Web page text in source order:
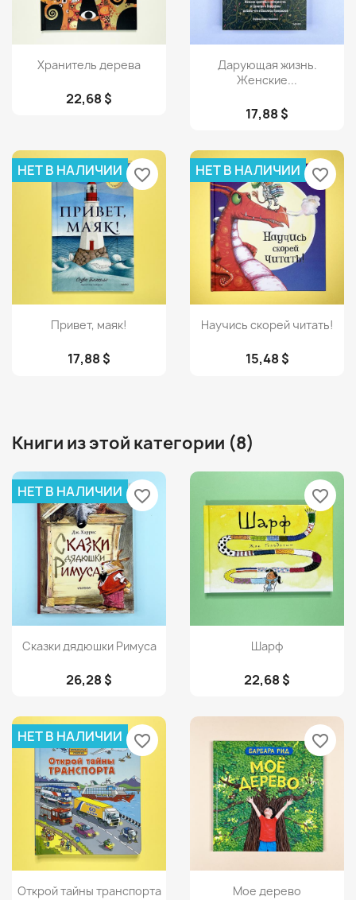
Просмотр
Хранитель дерева
22,68 $
Просмотр
Дарующая жизнь.
Женские...
17,88 $
Просмотр
Привет, маяк!
17,88 $
НЕТ В НАЛИЧИИ favorite_border
Просмотр
Научись скорей читать!
15,48 $
НЕТ В НАЛИЧИИ favorite_border
Книги из этой категории (8)
Просмотр
Сказки дядюшки Римуса
26,28 $
НЕТ В НАЛИЧИИ favorite_border
Просмотр
Шарф
22,68 $
favorite_border
Просмотр
Открой тайны транспорта
НЕТ В НАЛИЧИИ favorite_border
Просмотр
Мое дерево
favorite_border